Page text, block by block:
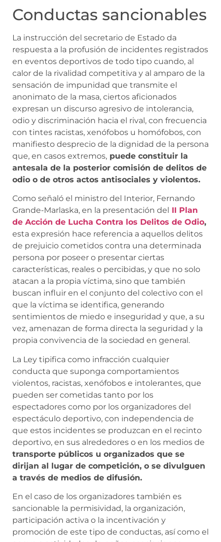
Conductas sancionables
La instrucción del secretario de Estado da
respuesta a la profusión de incidentes registrados
en eventos deportivos de todo tipo cuando, al
calor de la rivalidad competitiva y al amparo de la
sensación de impunidad que transmite el
anonimato de la masa, ciertos aficionados
expresan un discurso agresivo de intolerancia,
odio y discriminación hacia el rival, con frecuencia
con tintes racistas, xenófobos u homófobos, con
manifiesto desprecio de la dignidad de la persona
que, en casos extremos, puede constituir la
antesala de la posterior comisión de delitos de
odio o de otros actos antisociales y violentos.
Como señaló el ministro del Interior, Fernando
Grande-Marlaska, en la presentación del II Plan
de Acción de Lucha Contra los Delitos de Odio,
esta expresión hace referencia a aquellos delitos
de prejuicio cometidos contra una determinada
persona por poseer o presentar ciertas
características, reales o percibidas, y que no solo
atacan a la propia víctima, sino que también
buscan influir en el conjunto del colectivo con el
que la víctima se identifica, generando
sentimientos de miedo e inseguridad y que, a su
vez, amenazan de forma directa la seguridad y la
propia convivencia de la sociedad en general.
La Ley tipifica como infracción cualquier
conducta que suponga comportamientos
violentos, racistas, xenófobos e intolerantes, que
pueden ser cometidas tanto por los
espectadores como por los organizadores del
espectáculo deportivo, con independencia de
que estos incidentes se produzcan en el recinto
deportivo, en sus alrededores o en los medios de
transporte públicos u organizados que se
dirijan al lugar de competición, o se divulguen
a través de medios de difusión.
En el caso de los organizadores también es
sancionable la permisividad, la organización,
participación activa o la incentivación y
promoción de este tipo de conductas, así como el